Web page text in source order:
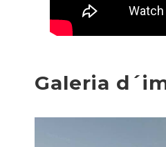
Galeria